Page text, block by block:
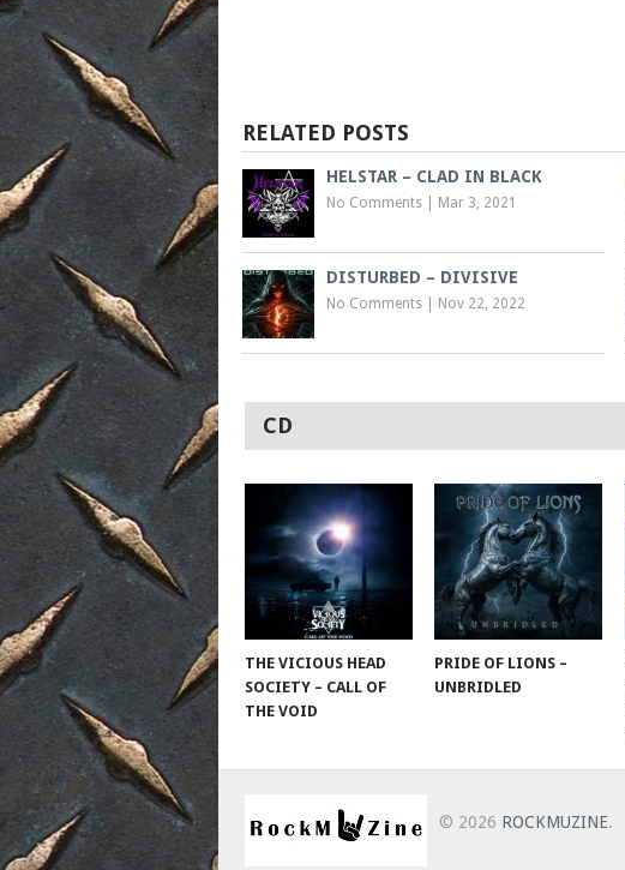
RELATED POSTS
HELSTAR – CLAD IN BLACK
No Comments Mar 3, 2021
DISTURBED – DIVISIVE
No Comments Nov 22, 2022
CD
THE VICIOUS HEAD
SOCIETY – CALL OF
THE VOID
PRIDE OF LIONS –
UNBRIDLED
© 2026 ROCKMUZINE.